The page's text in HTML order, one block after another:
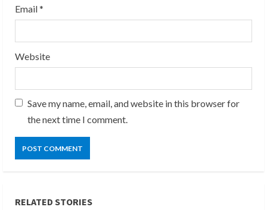
Email*
Website
Save my name, email, and website in this browser for
the next time I comment.
RELATED STORIES